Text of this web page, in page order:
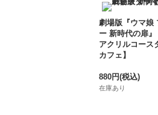
劇場版『ウマ娘
ー 新時代の扉』
アクリルコース
カフェ】
880円(税込)
在庫あり